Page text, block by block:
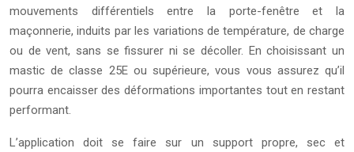
mouvements différentiels entre la porte-fenêtre et la
maçonnerie, induits par les variations de température, de charge
ou de vent, sans se fissurer ni se décoller. En choisissant un
mastic de classe 25E ou supérieure, vous vous assurez qu’il
pourra encaisser des déformations importantes tout en restant
performant.
L’application doit se faire sur un support propre, sec et